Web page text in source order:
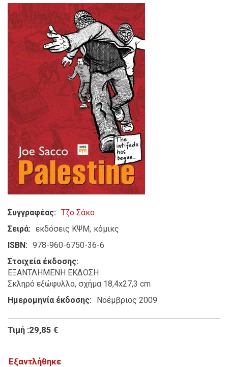
Συγγραφέας
Τζο Σάκο
Σειρά
εκδόσεις ΚΨΜ κόμικς
ISBN
978-960-6750-36-6
Στοιχεία έκδοσης
ΕΞΑΝΤΛΗΜΕΝΗ ΕΚΔΟΣΗ
Σκληρό εξώφυλλο, σχήμα 18,4x27,3 cm
Ημερομηνία έκδοσης
Νοέμβριος 2009
Τιμή :29,85 €
Εξαντλήθηκε